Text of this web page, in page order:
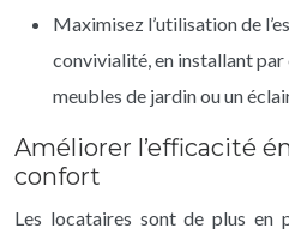
Maximisez l’utilisation de
convivialité, en installant par
meubles de jardin ou un
Améliorer l’efficacité
confort
Les locataires sont de plus en